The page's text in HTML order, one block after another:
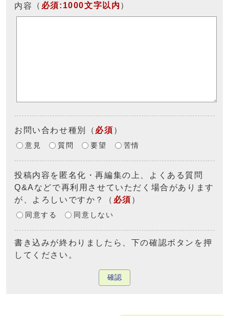
内容 （ 必須:1000文字以内 ）
お問い合わせ種別 （ 必須 ）
意見 質問 要望 苦情
投稿内容を匿名化・再編集の上、よくある質問
Q&Aなどで再利用させていただく場合があります
が、よろしいですか？
（ 必須 ）
同意する 同意しない
書き込みが終わりましたら、下の確認ボタンを押
してください。
確認